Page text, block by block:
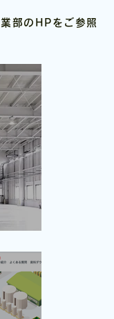
部のHPをご参照